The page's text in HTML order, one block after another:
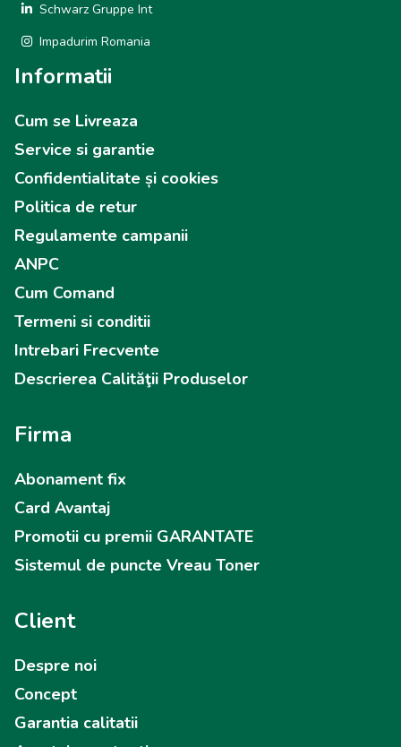
Schwarz Gruppe Int
Impadurim Romania
Informatii
Cum se Livreaza
Service si garantie
Confidentialitate și cookies
Politica de retur
Regulamente campanii
ANPC
Cum Comand
Termeni si conditii
Intrebari Frecvente
Descrierea Calităţii Produselor
Firma
Abonament fix
Card Avantaj
Promotii cu premii GARANTATE
Sistemul de puncte Vreau Toner
Client
Despre noi
Concept
Garantia calitatii